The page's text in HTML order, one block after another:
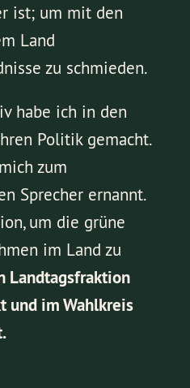
ist; um mit den
Land
zu schmieden.
habe ich in den
Politik gemacht.
zum
Sprecher ernannt.
um die grüne
im Land zu
Landtagsfraktion
und im Wahlkreis